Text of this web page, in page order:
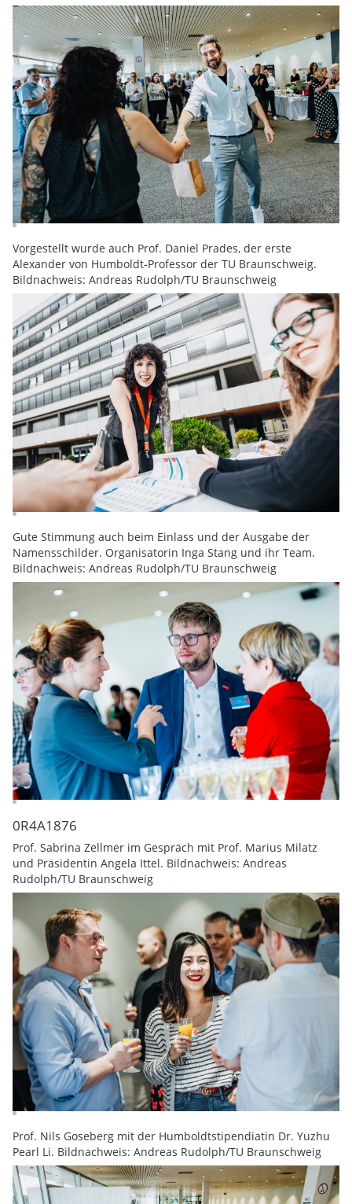
Vorgestellt wurde auch Prof. Daniel Prades, der erste
Alexander von Humboldt-Professor der TU Braunschweig.
Bildnachweis: Andreas Rudolph/TU Braunschweig
Gute Stimmung auch beim Einlass und der Ausgabe der
Namensschilder. Organisatorin Inga Stang und ihr Team.
Bildnachweis: Andreas Rudolph/TU Braunschweig
0R4A1876
Prof. Sabrina Zellmer im Gespräch mit Prof. Marius Milatz
und Präsidentin Angela Ittel. Bildnachweis: Andreas
Rudolph/TU Braunschweig
Prof. Nils Goseberg mit der Humboldtstipendiatin Dr. Yuzhu
Pearl Li. Bildnachweis: Andreas Rudolph/TU Braunschweig